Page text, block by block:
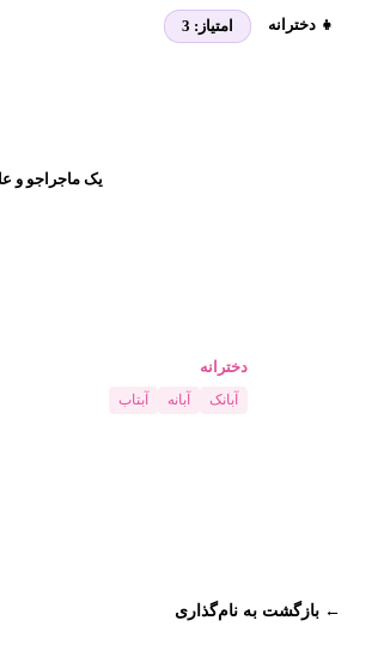
👧 دخترانه امتیاز: 3
یک ماجراجو و
دخترانه
آبانک آبانه آبتاب
← بازگشت به نام‌گذاری